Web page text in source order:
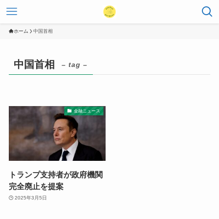
ホーム 中国首相
中国首相 – tag –
金融ニュース
トランプ支持者が政府機関
完全廃止を提案
2025年3月5日